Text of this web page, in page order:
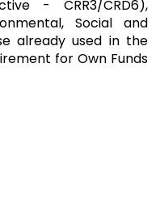
- CRR3/CRD6),
Social and
already used in the
for Own Funds